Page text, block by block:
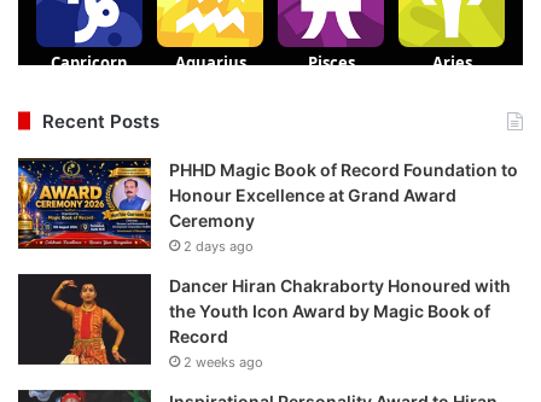
Recent Posts
PHHD Magic Book of Record Foundation to
Honour Excellence at Grand Award
Ceremony
2 days ago
Dancer Hiran Chakraborty Honoured with
the Youth Icon Award by Magic Book of
Record
2 weeks ago